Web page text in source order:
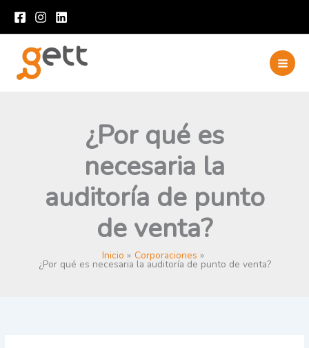
contenido
¿Por qué es
necesaria la
auditoría de punto
de venta?
Inicio Corporaciones
¿Por qué es necesaria la auditoría de punto de venta?